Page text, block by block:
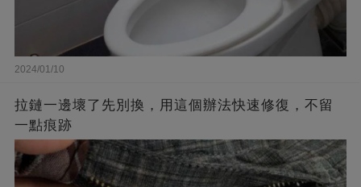
2024/01/10
拉鏈一邊壞了先別換，用這個辦法快速修復，不留
一點痕跡